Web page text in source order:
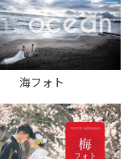
海フォト